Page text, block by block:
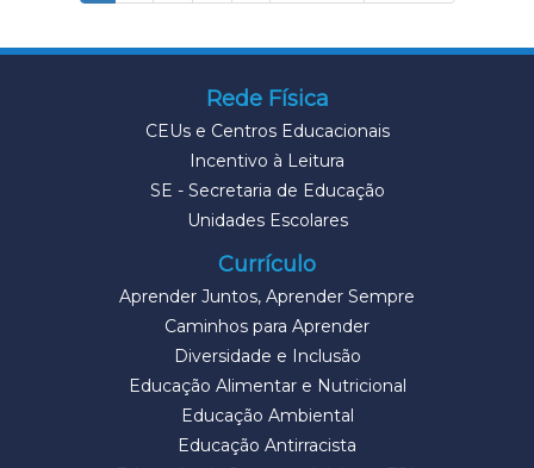
Rede Física
CEUs e Centros Educacionais
Incentivo à Leitura
SE - Secretaria de Educação
Unidades Escolares
Currículo
Aprender Juntos, Aprender Sempre
Caminhos para Aprender
Diversidade e Inclusão
Educação Alimentar e Nutricional
Educação Ambiental
Educação Antirracista